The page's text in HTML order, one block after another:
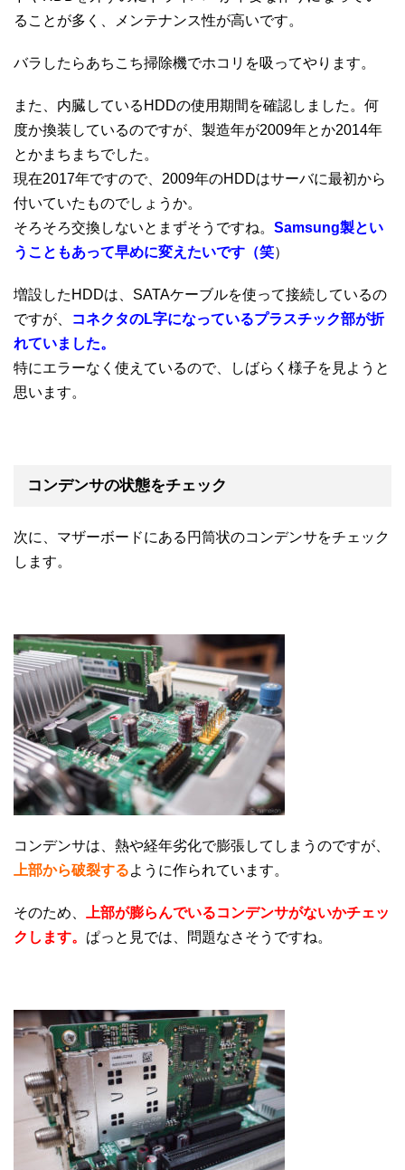
ることが多く、メンテナンス性が高いです。
バラしたらあちこち掃除機でホコリを吸ってやります。
また、内臓しているHDDの使用期間を確認しました。何
度か換装しているのですが、製造年が2009年とか2014年
とかまちまちでした。
現在2017年ですので、2009年のHDDはサーバに最初から
付いていたものでしょうか。
そろそろ交換しないとまずそうですね。 Samsung製とい
うこともあって早めに変えたいです（笑）
増設したHDDは、SATAケーブルを使って接続しているの
ですが、
コネクタのL字になっているプラスチック部が折
れていました。
特にエラーなく使えているので、しばらく様子を見ようと
思います。
コンデンサの状態をチェック
次に、マザーボードにある円筒状のコンデンサをチェック
します。
コンデンサは、熱や経年劣化で膨張してしまうのですが、
上部から破裂するように作られています。
そのため、
上部が膨らんでいるコンデンサがないかチェッ
クします。 ぱっと見では、問題なさそうですね。